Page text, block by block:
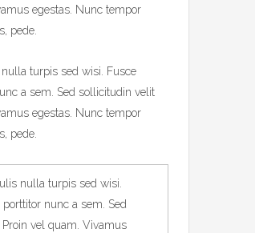
egestas. Nunc tempor
pede.
turpis sed wisi. Fusce
a sem. Sed sollicitudin velit
egestas. Nunc tempor
pede.
nulla turpis sed wisi.
nunc a sem. Sed
vel quam. Vivamus